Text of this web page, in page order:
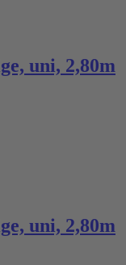
uni, 2,80m
uni, 2,80m